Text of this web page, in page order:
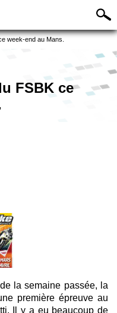
week-end au Mans.
FSBK ce
semaine passée, la
première épreuve au
Il y a eu beaucoup de